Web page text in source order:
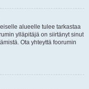
alueelle tulee tarkastaa
ylläpitäjä on siirtänyt sinut
Ota yhteyttä foorumin